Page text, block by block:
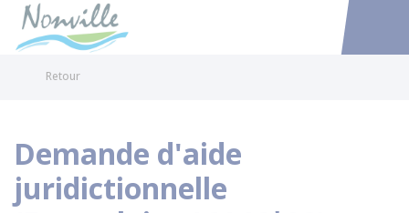
Accéder
Retour
Demande d'aide
juridictionnelle